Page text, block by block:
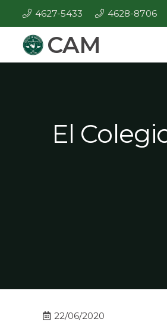
4627-5433 4628-8706
CAM
El
22/06/2020